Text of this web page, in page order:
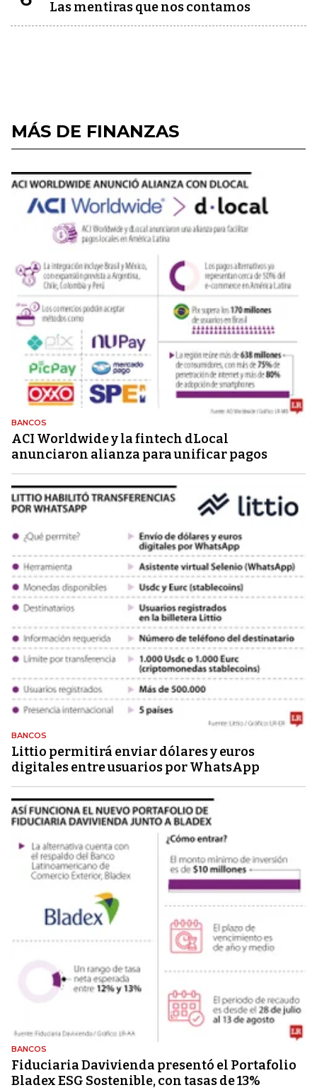
Las mentiras que nos contamos
MÁS DE FINANZAS
BANCOS
ACI Worldwide y la fintech dLocal
anunciaron alianza para unificar pagos
BANCOS
Littio permitirá enviar dólares y euros
digitales entre usuarios por WhatsApp
BANCOS
Fiduciaria Davivienda presentó el Portafolio
Bladex ESG Sostenible, con tasas de 13%